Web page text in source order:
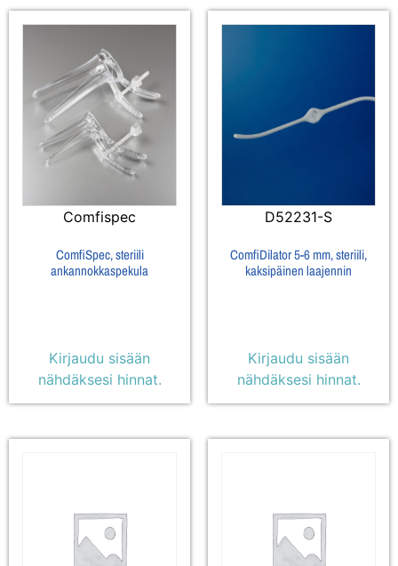
Comfispec
ComfiSpec, steriili
ankannokkaspekula
Kirjaudu sisään
nähdäksesi hinnat.
D52231-S
ComfiDilator 5-6 mm, steriili,
kaksipäinen laajennin
Kirjaudu sisään
nähdäksesi hinnat.